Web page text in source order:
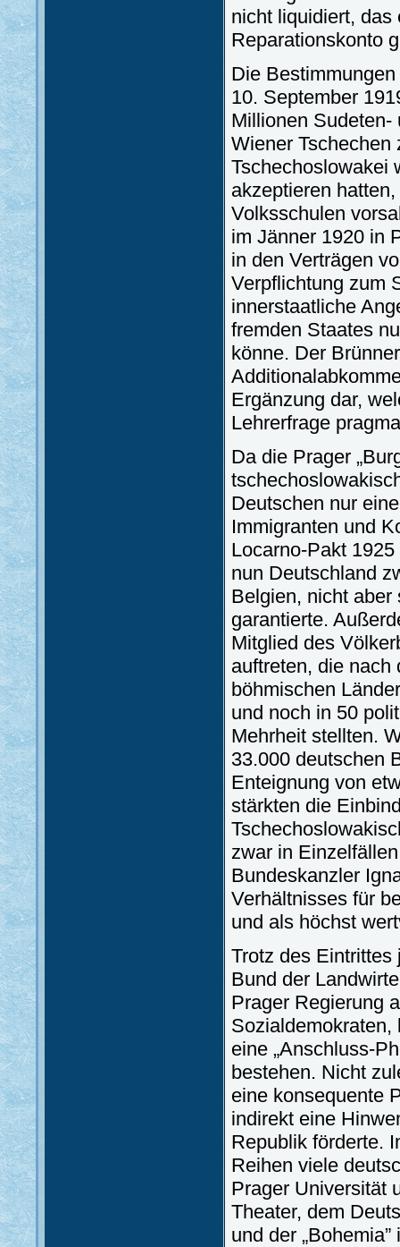
nicht liquidiert, das
Reparationskonto
Die
10. September
Millionen Sudeten-
Wiener Tschechen
Tschechoslowakei
akzeptieren
Volksschulen
im Jänner 1920 in
in den Verträgen
Verpflichtung zum
innerstaatliche
fremden Staates
könne. Der
Ergänzung dar,
Lehrerfrage
Da die Prager
Deutschen nur
Immigranten und
Locarno-Pakt
nun Deutschland
Belgien, nicht
garantierte.
Mitglied des
auftreten, die nach
böhmischen
und noch in 50
Mehrheit stellten.
33.000 deutschen
Enteignung von
stärkten die
zwar in
Bundeskanzler
Verhältnisses für
und als höchst
Trotz des Eintrittes
Bund der
Prager Regierung
eine „Anschluss-
bestehen. Nicht
eine konsequente
indirekt eine
Republik förderte.
Reihen viele
Prager Universität
Theater, dem
und der